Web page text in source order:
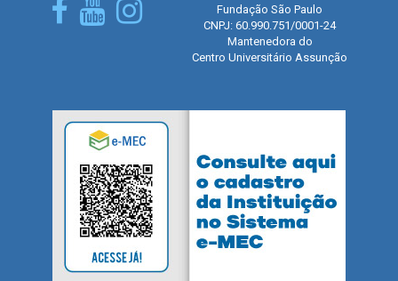
Fundação São Paulo
CNPJ: 60.990.751/0001-24
Mantenedora do
Centro Universitário Assunção